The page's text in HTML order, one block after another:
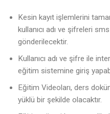
Kesin kayıt işlemlerini
kullanıcı adı ve şifreleri
gönderilecektir.
Kullanıcı adı ve şifre ile
eğitim sistemine giriş
Eğitim Videoları, ders
yüklü bir şekilde olacaktır.